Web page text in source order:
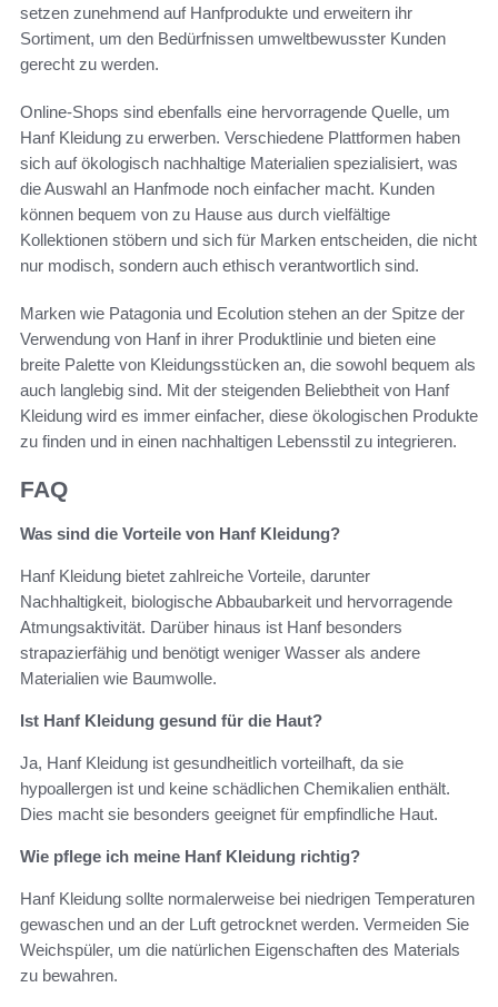
setzen zunehmend auf Hanfprodukte und erweitern ihr
Sortiment, um den Bedürfnissen umweltbewusster Kunden
gerecht zu werden.
Online-Shops sind ebenfalls eine hervorragende Quelle, um
Hanf Kleidung zu erwerben. Verschiedene Plattformen haben
sich auf ökologisch nachhaltige Materialien spezialisiert, was
die Auswahl an Hanfmode noch einfacher macht. Kunden
können bequem von zu Hause aus durch vielfältige
Kollektionen stöbern und sich für Marken entscheiden, die nicht
nur modisch, sondern auch ethisch verantwortlich sind.
Marken wie Patagonia und Ecolution stehen an der Spitze der
Verwendung von Hanf in ihrer Produktlinie und bieten eine
breite Palette von Kleidungsstücken an, die sowohl bequem als
auch langlebig sind. Mit der steigenden Beliebtheit von Hanf
Kleidung wird es immer einfacher, diese ökologischen Produkte
zu finden und in einen nachhaltigen Lebensstil zu integrieren.
FAQ
Was sind die Vorteile von Hanf Kleidung?
Hanf Kleidung bietet zahlreiche Vorteile, darunter
Nachhaltigkeit, biologische Abbaubarkeit und hervorragende
Atmungsaktivität. Darüber hinaus ist Hanf besonders
strapazierfähig und benötigt weniger Wasser als andere
Materialien wie Baumwolle.
Ist Hanf Kleidung gesund für die Haut?
Ja, Hanf Kleidung ist gesundheitlich vorteilhaft, da sie
hypoallergen ist und keine schädlichen Chemikalien enthält.
Dies macht sie besonders geeignet für empfindliche Haut.
Wie pflege ich meine Hanf Kleidung richtig?
Hanf Kleidung sollte normalerweise bei niedrigen Temperaturen
gewaschen und an der Luft getrocknet werden. Vermeiden Sie
Weichspüler, um die natürlichen Eigenschaften des Materials
zu bewahren.